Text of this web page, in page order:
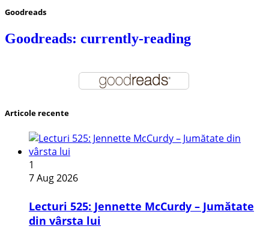
Goodreads
Goodreads: currently-reading
Articole recente
1
7 Aug 2026
Lecturi 525: Jennette McCurdy – Jumătate
din vârsta lui